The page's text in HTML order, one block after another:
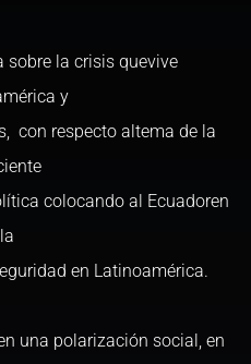
sobre la crisis quevive
y
con respecto altema de la
colocando al Ecuadoren
la
en Latinoamérica.
una polarización social, en